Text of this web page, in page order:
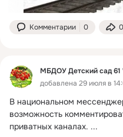
Комментарии 0 0
МБДОУ Детский сад 61
добавлена 29 июля в
В национальном
возможность
приватных каналах. ...